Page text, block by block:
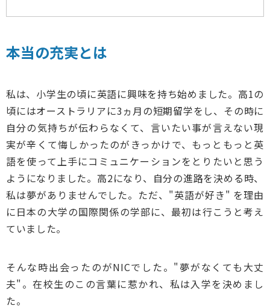
本当の充実とは
私は、小学生の頃に英語に興味を持ち始めました。高1の
頃にはオーストラリアに3ヵ月の短期留学をし、その時に
自分の気持ちが伝わらなくて、言いたい事が言えない現
実が辛くて悔しかったのがきっかけで、もっともっと英
語を使って上手にコミュニケーションをとりたいと思う
ようになりました。高2になり、自分の進路を決める時、
私は夢がありませんでした。ただ、"英語が好き" を理由
に日本の大学の国際関係の学部に、最初は行こうと考え
ていました。
そんな時出会ったのがNICでした。"夢がなくても大丈
夫"。在校生のこの言葉に惹かれ、私は入学を決めまし
た。